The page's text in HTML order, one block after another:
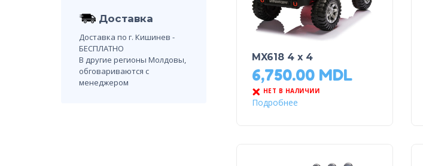
Доставка
Доставка по г. Кишинев -
БЕСПЛАТНО
В другие регионы Молдовы,
обговариваются с
менеджером
MX618 4 x 4
6,750.00 MDL
НЕТ В НАЛИЧИИ
Подробнее